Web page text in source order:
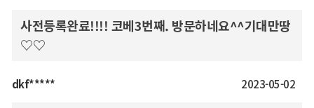
사전등록완료!!!! 코베3번째. 방문하네요^^기대만땅
♡♡
dkf***** 2023-05-02